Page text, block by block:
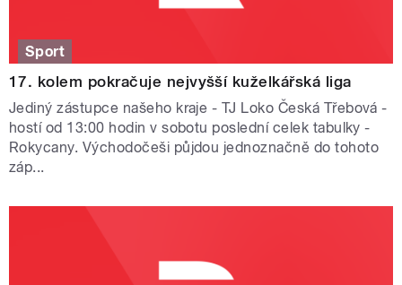
Sport
17. kolem pokračuje nejvyšší kuželkářská liga
Jediný zástupce našeho kraje - TJ Loko Česká Třebová -
hostí od 13:00 hodin v sobotu poslední celek tabulky -
Rokycany. Východočeši půjdou jednoznačně do tohoto
záp...